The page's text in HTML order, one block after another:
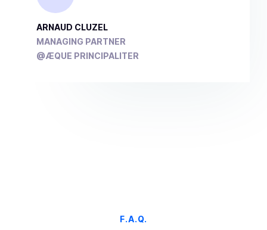
ARNAUD CLUZEL
MANAGING PARTNER
@ÆQUE PRINCIPALITER
F.A.Q.